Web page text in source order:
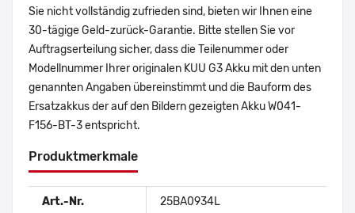
Sie nicht vollständig zufrieden sind, bieten wir Ihnen eine
30-tägige Geld-zurück-Garantie. Bitte stellen Sie vor
Auftragserteilung sicher, dass die Teilenummer oder
Modellnummer Ihrer originalen KUU G3 Akku mit den unten
genannten Angaben übereinstimmt und die Bauform des
Ersatzakkus der auf den Bildern gezeigten Akku W041-
F156-BT-3 entspricht.
Produktmerkmale
Art.-Nr. 25BA0934L